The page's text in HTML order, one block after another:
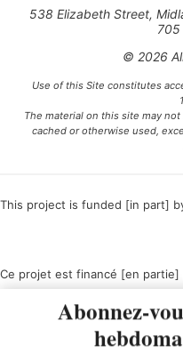
538 Elizabeth Street,
© 2026
Use of this Site constitutes
The material on this site may
cached or otherwise used,
This project is funded [in part]
Ce projet est financé [en partie]
Abonnez-